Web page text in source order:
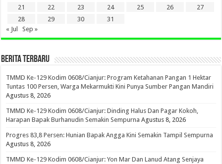
21
22 23 24 25 26
27
28
29 30
31
« Jul
Sep »
BERITA TERBARU
TMMD Ke-129 Kodim 0608/Cianjur: Program Ketahanan Pangan 1 Hektar
Tuntas 100 Persen, Warga Mekarmukti Kini Punya Sumber Pangan Mandiri
Agustus 8, 2026
TMMD Ke-129 Kodim 0608/Cianjur: Dinding Halus Dan Pagar Kokoh,
Harapan Bapak Burhanudin Semakin Sempurna Agustus 8, 2026
Progres 83,8 Persen: Hunian Bapak Angga Kini Semakin Tampil Sempurna
Agustus 8, 2026
TMMD Ke-129 Kodim 0608/Cianjur: Yon Mar Dan Lanud Atang Senjaya